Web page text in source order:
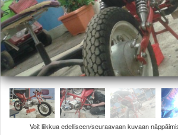
TIETOPANKKI
TAPAHTUMAT
MP15 kuvia
MP14 kuvia
MP13 kuvia
ACS 2015 kuvia
Lisää uusi tapahtuma
UUTISET
Voit liikkua edelliseen/seuraavaan kuvaan